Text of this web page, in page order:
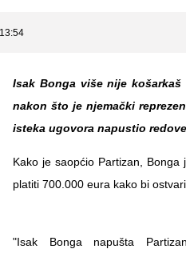
Isak Bonga više nije
nakon što je njemački
isteka ugovora napustio
Kako je saopćio Partizan,
platiti 700.000 eura kako bi
"Isak Bonga napušta